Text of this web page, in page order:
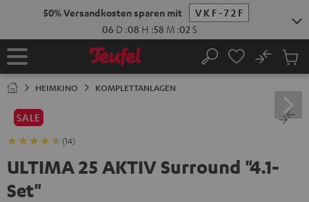
Startseite Suche
No
HEIMKINO KOMPLETTANLAGEN
SALE
(14)
ULTIMA 25 AKTIV Surround "4.1-
Set"